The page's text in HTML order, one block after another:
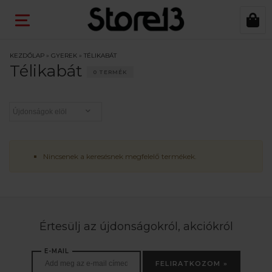
KEZDŐLAP » GYEREK » TÉLIKABÁT
Télikabát 0 TERMÉK
Nincsenek a keresésnek megfelelő termékek.
Értesülj az újdonságokról, akciókról
E-MAIL
FELIRATKOZOM »